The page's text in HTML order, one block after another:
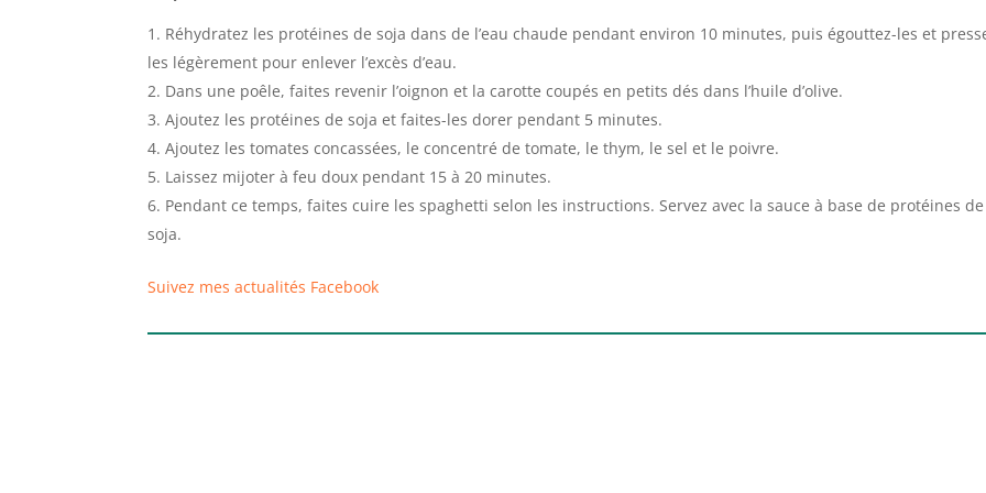
Réhydratez les protéines de soja dans de l’eau chaude pendant environ 10 minutes, puis égouttez-les et
les légèrement pour enlever l’excès d’eau.
Dans une poêle, faites revenir l’oignon et la carotte coupés en petits dés dans l’huile d’olive.
Ajoutez les protéines de soja et faites-les dorer pendant 5 minutes.
Ajoutez les tomates concassées, le concentré de tomate, le thym, le sel et le poivre.
Laissez mijoter à feu doux pendant 15 à 20 minutes.
Pendant ce temps, faites cuire les spaghetti selon les instructions. Servez avec la sauce à base de protéines de
soja.
Suivez mes actualités Facebook